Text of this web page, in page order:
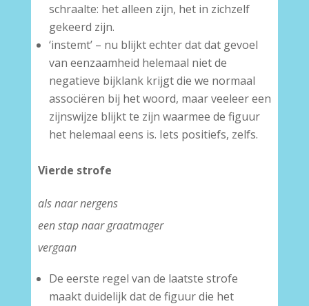
schraalte: het alleen zijn, het in zichzelf
gekeerd zijn.
‘instemt’ – nu blijkt echter dat dat gevoel
van eenzaamheid helemaal niet de
negatieve bijklank krijgt die we normaal
associëren bij het woord, maar veeleer een
zijnswijze blijkt te zijn waarmee de figuur
het helemaal eens is. Iets positiefs, zelfs.
Vierde strofe
als naar nergens
een stap naar graatmager
vergaan
De eerste regel van de laatste strofe
maakt duidelijk dat de figuur die het